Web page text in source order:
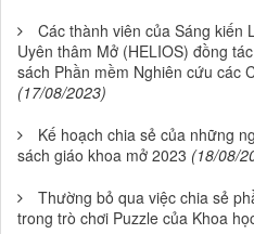
Các thành viên của Sáng kiến
Uyên thâm Mở (HELIOS) đồng
sách Phần mềm Nghiên cứu các
(17/08/2023)
Kế hoạch chia sẻ của những
sách giáo khoa mở 2023 (18/08/
Thường bỏ qua việc chia sẻ
trong trò chơi Puzzle của Khoa